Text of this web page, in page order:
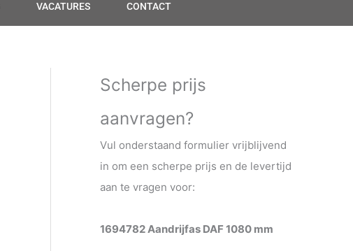
VACATURES CONTACT
Scherpe prijs
aanvragen?
Vul onderstaand formulier vrijblijvend
in om een scherpe prijs en de levertijd
aan te vragen voor:
1694782 Aandrijfas DAF 1080 mm